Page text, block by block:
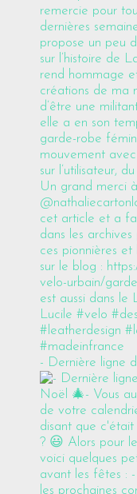
- Dernière ligne